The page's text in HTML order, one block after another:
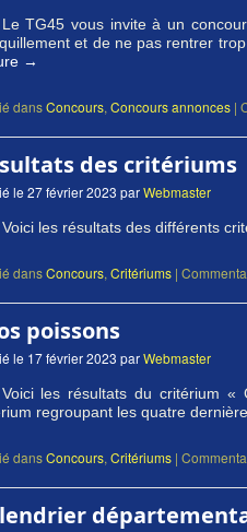
Le TG45 vous invite à un
et de ne pas rentrer
→
dansConcours, Concours annonces |
des critériums
le 27 février 2023 parWebmaster
Voici les résultats des différents
dansConcours, Critériums |
poissons
le 17 février 2023 parWebmaster
Voici les résultats du critérium «
regroupant les quatre
dansConcours, Critériums |